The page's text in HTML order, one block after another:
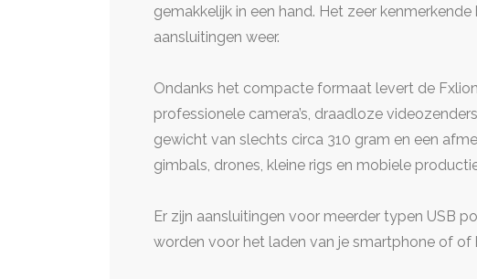
gemakkelijk in een hand. Het zeer
aansluitingen weer.
Ondanks het compacte formaat levert de
professionele camera’s, draadloze
gewicht van slechts circa 310 gram en een
gimbals, drones, kleine rigs en mobiele
Er zijn aansluitingen voor meerder typen USB
worden voor het laden van je smartphone of of